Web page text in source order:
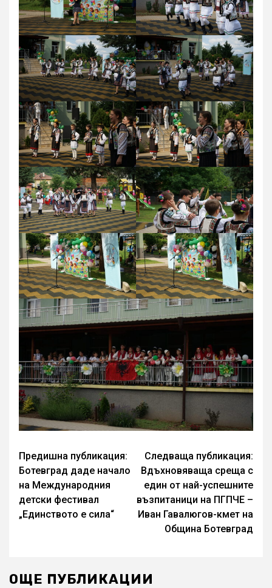
Continue
Reading
Предишна публикация:
Ботевград даде начало
на Международния
детски фестивал
„Единството е сила“
Следваща публикация:
Вдъхновяваща среща с
един от най-успешните
възпитаници на ПГПЧЕ –
Иван Гавалюгов-кмет на
Община Ботевград
ОЩЕ ПУБЛИКАЦИИ